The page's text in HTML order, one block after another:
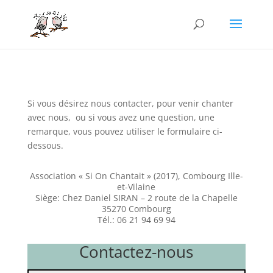
Si vous désirez nous contacter, pour venir chanter
avec nous, ou si vous avez une question, une
remarque, vous pouvez utiliser le formulaire ci-
dessous.
Association « Si On Chantait » (2017), Combourg Ille-
et-Vilaine
Siège: Chez Daniel SIRAN – 2 route de la Chapelle
35270 Combourg
Tél.: 06 21 94 69 94
Contactez-nous